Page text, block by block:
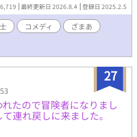
最終更新日 2026.8.4 登録日 2025.2.5
コメディ
ざまあ
27
れたので冒険者になりまし
連れ戻しに来ました。